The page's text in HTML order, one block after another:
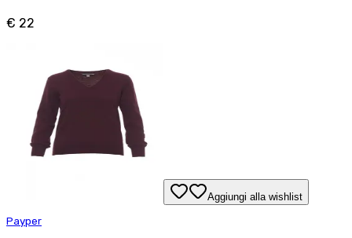
€ 22
Aggiungi alla wishlist
Payper